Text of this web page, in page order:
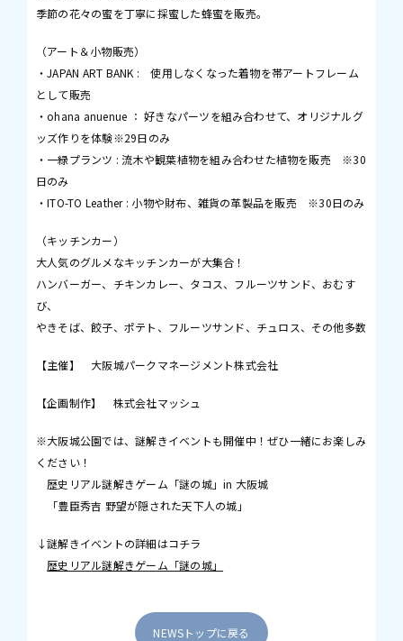
季節の花々の蜜を丁寧に採蜜した蜂蜜を販売。
（アート＆小物販売）
・JAPAN ART BANK : 使用しなくなった着物を帯アートフレーム
として販売
・ohana anuenue ： 好きなパーツを組み合わせて、オリジナルグ
ッズ作りを体験※29日のみ
・一緑プランツ : 流木や観葉植物を組み合わせた植物を販売 ※30
日のみ
・ITO-TO Leather : 小物や財布、雑貨の革製品を販売 ※30日のみ
（キッチンカー）
大人気のグルメなキッチンカーが大集合！
ハンバーガー、チキンカレー、タコス、フルーツサンド、おむす
び、
やきそば、餃子、ポテト、フルーツサンド、チュロス、その他多数
【主催】 大阪城パークマネージメント株式会社
【企画制作】 株式会社マッシュ
※大阪城公園では、謎解きイベントも開催中！ぜひ一緒にお楽しみ
ください！
歴史リアル謎解きゲーム「謎の城」in 大阪城
「豊臣秀吉 野望が隠された天下人の城」
↓謎解きイベントの詳細はコチラ
歴史リアル謎解きゲーム「謎の城」
NEWSトップに戻る